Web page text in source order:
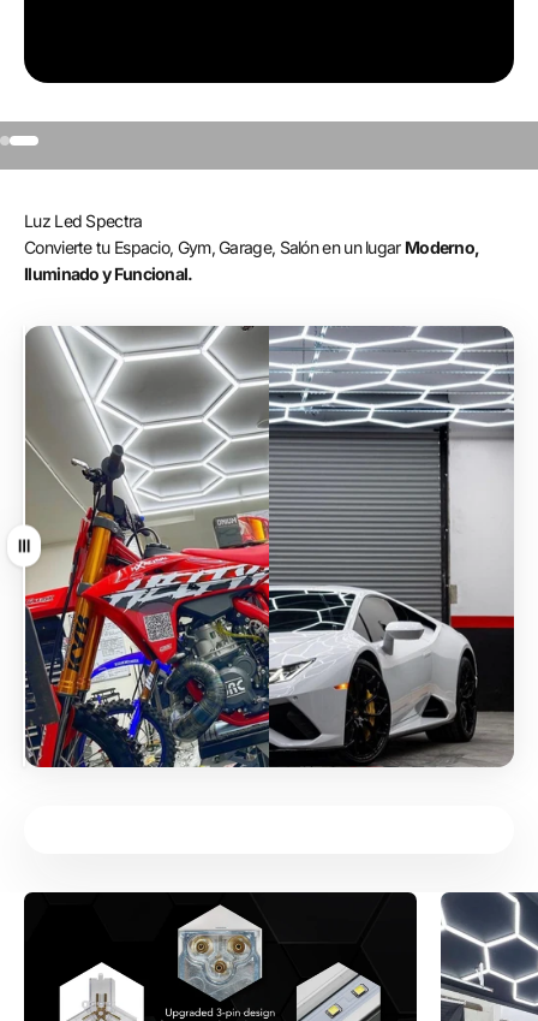
Ir al artículo 1
Ir al artículo 2
Luz Led Spectra
Convierte tu Espacio, Gym, Garage, Salón en un lugar Moderno,
Iluminado y Funcional.
Arrastrar